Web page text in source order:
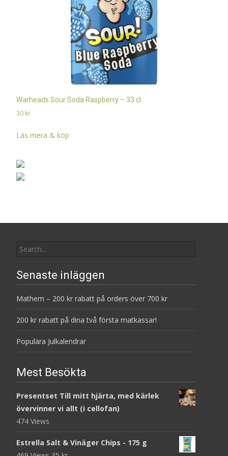
Warheads Sour Soda Raspberry – 33 cl
30 kr
Läs mera & köp
for:
Senaste inläggen
Mathem – 200 kr rabatt på orders över 700 kr
200 kr rabatt på dina två första matkassar!
Populära Julkalendrar
Mest Besökta
Presentset Till mitt hjärta, med kärlek
övervinner vi allt (i cellofan)
474 Views
Estrella Salt & Vinäger Chips - 175 g